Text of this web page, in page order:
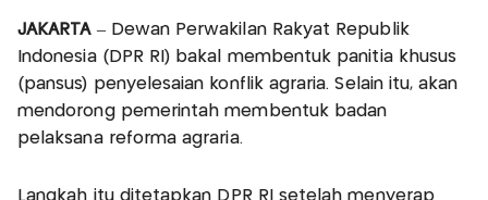
JAKARTA– Dewan Perwakilan Rakyat Republik
Indonesia (DPR RI) bakal membentuk panitia khusus
(pansus) penyelesaian konflik agraria. Selain itu, akan
mendorong pemerintah membentuk badan
pelaksana reforma agraria.
Langkah itu ditetapkan DPR RI setelah menyerap